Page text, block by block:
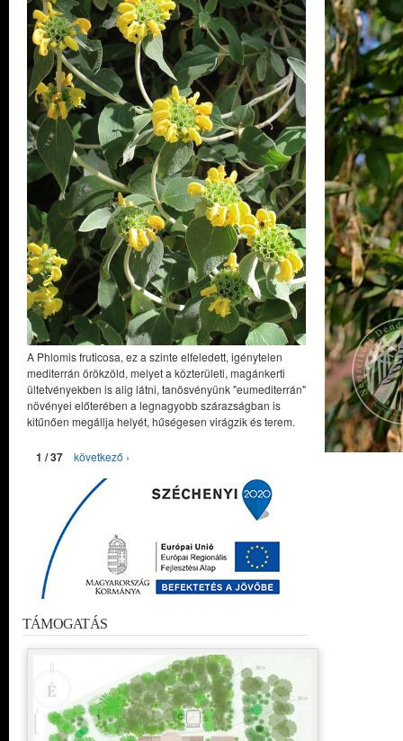
A Phlomis fruticosa, ez a szinte elfeledett, igénytelen
mediterrán örökzöld, melyet a közterületi, magánkerti
ültetvényekben is alig látni, tanösvényünk "eumediterrán"
növényei előterében a legnagyobb szárazságban is
kitűnően megállja helyét, hűségesen virágzik és terem.
1 / 37 következő ›
TÁMOGATÁS